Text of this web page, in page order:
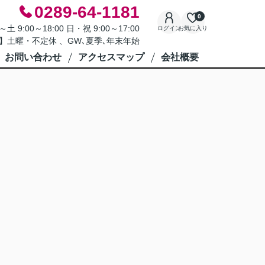
0289-64-1181
土 9:00～18:00 日・祝 9:00～17:00
土曜・不定休 、GW､夏季､年末年始
ログインお気に入り
0
お問い合わせ アクセスマップ 会社概要